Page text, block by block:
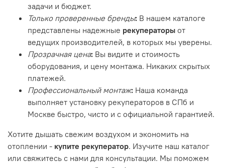
задачи и бюджет.
Только проверенные бренды: В нашем каталоге
представлены надежные рекуператоры от
ведущих производителей, в которых мы уверены.
Прозрачная цена: Вы видите и стоимость
оборудования, и цену монтажа. Никаких скрытых
платежей.
Профессиональный монтаж: Наша команда
выполняет установку рекуператоров в СПб и
Москве быстро, чисто и с официальной гарантией.
Хотите дышать свежим воздухом и экономить на
отоплении - купите рекуператор. Изучите наш каталог
или свяжитесь с нами для консультации. Мы поможем